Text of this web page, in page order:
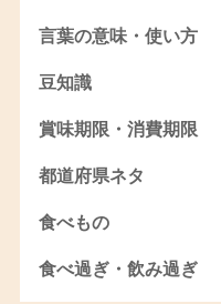
言葉の意味・使い方
豆知識
賞味期限・消費期限
都道府県ネタ
食べもの
食べ過ぎ・飲み過ぎ